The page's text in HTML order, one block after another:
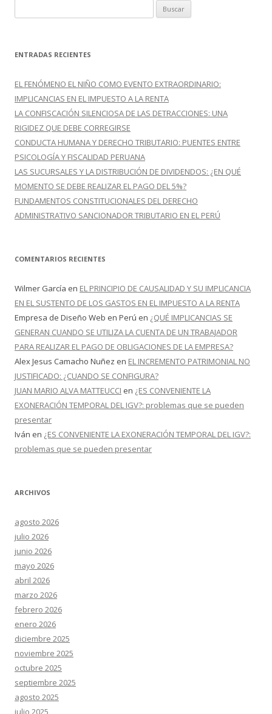
u
c
r
:
ENTRADAS RECIENTES
EL FENÓMENO EL NIÑO COMO EVENTO EXTRAORDINARIO:
IMPLICANCIAS EN EL IMPUESTO A LA RENTA
LA CONFISCACIÓN SILENCIOSA DE LAS DETRACCIONES: UNA
RIGIDEZ QUE DEBE CORREGIRSE
CONDUCTA HUMANA Y DERECHO TRIBUTARIO: PUENTES ENTRE
PSICOLOGÍA Y FISCALIDAD PERUANA
LAS SUCURSALES Y LA DISTRIBUCIÓN DE DIVIDENDOS: ¿EN QUÉ
MOMENTO SE DEBE REALIZAR EL PAGO DEL 5%?
FUNDAMENTOS CONSTITUCIONALES DEL DERECHO
ADMINISTRATIVO SANCIONADOR TRIBUTARIO EN EL PERÚ
COMENTARIOS RECIENTES
Wilmer García en EL PRINCIPIO DE CAUSALIDAD Y SU IMPLICANCIA
EN EL SUSTENTO DE LOS GASTOS EN EL IMPUESTO A LA RENTA
Empresa de Diseño Web en Perú en ¿QUÉ IMPLICANCIAS SE
GENERAN CUANDO SE UTILIZA LA CUENTA DE UN TRABAJADOR
PARA REALIZAR EL PAGO DE OBLIGACIONES DE LA EMPRESA?
Alex Jesus Camacho Nuñez en EL INCREMENTO PATRIMONIAL NO
JUSTIFICADO: ¿CUANDO SE CONFIGURA?
JUAN MARIO ALVA MATTEUCCI en ¿ES CONVENIENTE LA
EXONERACIÓN TEMPORAL DEL IGV?: problemas que se pueden
presentar
Iván en ¿ES CONVENIENTE LA EXONERACIÓN TEMPORAL DEL IGV?:
problemas que se pueden presentar
ARCHIVOS
agosto 2026
julio 2026
junio 2026
mayo 2026
abril 2026
marzo 2026
febrero 2026
enero 2026
diciembre 2025
noviembre 2025
octubre 2025
septiembre 2025
agosto 2025
julio 2025